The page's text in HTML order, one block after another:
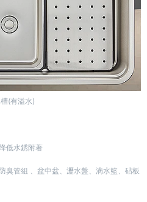
(有溢水)
低水銹附著
臭管組 、盆中盆、瀝水盤、滴水籃、砧板